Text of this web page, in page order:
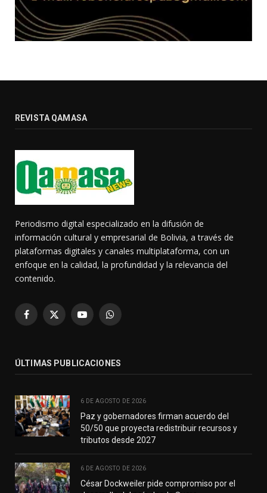
REVISTA QAMASA
Periodismo digital especializado en la difusión de
información cultural y empresarial de Bolivia, a través de
plataformas digitales y canales multiplataforma, con un
enfoque en la calidad, la profundidad y la relevancia del
contenido.
Facebook
X
YouTubeWhatsApp
ÚLTIMAS PUBLICACIONES
6 DE AGOSTO DE 2026
Paz y gobernadores firman acuerdo del
50/50 que proyecta redistribuir recursos y
tributos desde 2027
6 DE AGOSTO DE 2026
César Dockweiler pide compromiso por el